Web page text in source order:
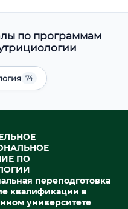
по программам
74
ПО
переподготовка
квалификации в
университете